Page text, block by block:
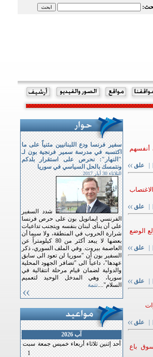
يحاصرون أنفسهم
] علق
] علق
الوضع
] علق
] علق
] علق
باع
سفير فرنسا ودع اللبنانيين مثنياً على ما
اكتسبه في مدرسة سمير فرنجية بون لـ
"النهار": نحرص على استقرار بلدكم
ونتمسك بالحل السياسي في سوريا
الثلاثاء 30 أيار 2017
شدد السفير
الفرنسي ايمانويل بون على حرص فرنسا
على أن ينأى لبنان بنفسه ويتجنب تداعيات
شرارة الحروب في المنطقة، ولا سيما أن
بعضها لا يبعد أكثر من 80 كيلومتراً عن
العاصمة بيروت. وفي الملف السوري، ذكر
السفير بون أن "سوريا لن تعود الى سابق
عهدها"، داعياً الى "تضافر الجهود المحلية
والدولية لضمان قيام مرحلة انتقالية في
سوريا، وهي المدخل الوحيد لتعميم
السلام"....تتمة
آب 2026
أحد إثنين ثلاثاء أربعاء خميس جمعة سبت
1